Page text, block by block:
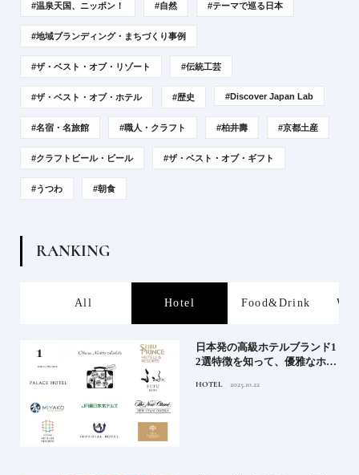
#温泉天国、ニッポン！ #自然 #テーマで巡る日本
#地域ブランディング・まちづくり事例
#ザ・ベスト・オブ・リゾート #伝統工芸
#ザ・ベスト・オブ・ホテル #歴史 #Discover Japan Lab
#名宿・名旅館 #職人・クラフト #柏井壽 #京都土産
#クラフトビール・ビール #ザ・ベスト・オブ・ギフト
#うつわ #朝食
RANKING
All Hotel Food&Drink
日本発の高級ホテルブランド1
2選特徴を知って、優雅なホテ
ンド大解剖①
HOTEL 2025.10.22